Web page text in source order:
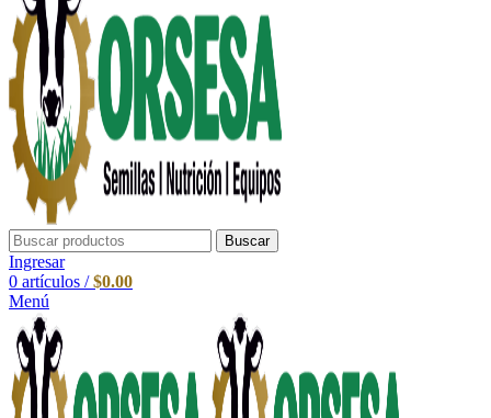
Buscar
Ingresar
0 artículos / $0.00
Menú